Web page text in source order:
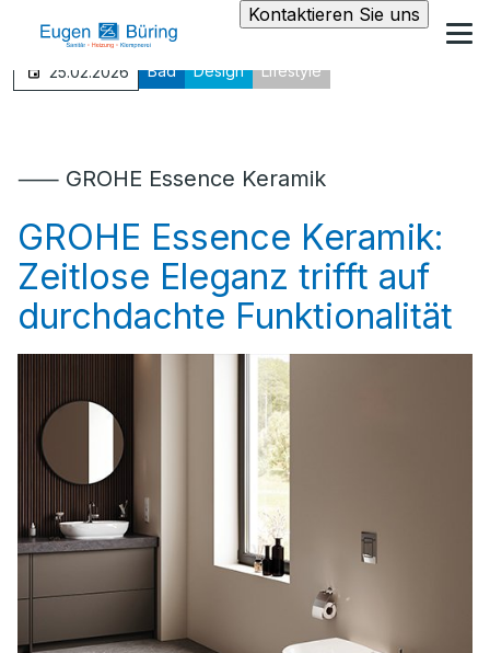
Kontaktieren Sie uns
25.02.2026 Bad Design Lifestyle
⸺ GROHE Essence Keramik
GROHE Essence Keramik:
Zeitlose Eleganz trifft auf
durchdachte Funktionalität